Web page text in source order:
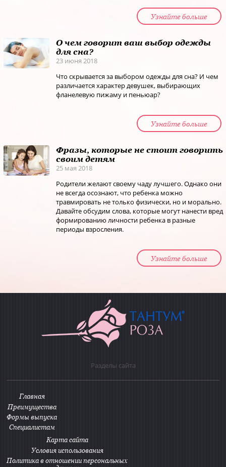
Узнайте больше
О чем говорит ваш выбор одежды
для сна?
23 июня 2018
Что скрывается за выбором одежды для сна? И чем
различается характер девушек, выбирающих
фланелевую пижаму и пеньюар?
Узнайте больше
Фразы, которые не стоит говорить
своим детям
25 мая 2018
Родители желают своему чаду лучшего. Однако они
не всегда осознают, что ребенка можно
травмировать не только физически, но и морально.
Давайте обсудим слова, которые могут нанести вред
формированию личности ребенка в разные
периоды взросления.
Узнайте больше
Разделы сайта
Главная
Преимущества
Формы выпуска
Специалистам
Карта сайта
Условия использования
Политика в отношении персональных